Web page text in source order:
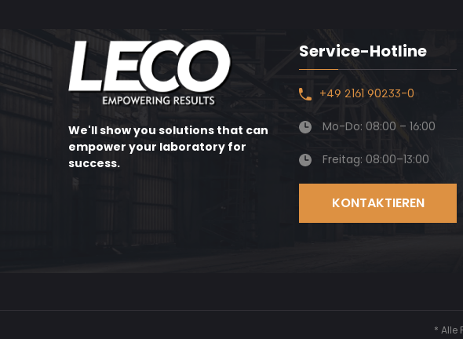
We'll show you solutions that can
empower your laboratory for
success.
Service-Hotline
+49 2161 90233-0
Mo-Do: 08:00 – 16:00
Freitag: 08:00–13:00
KONTAKTIEREN
* Alle